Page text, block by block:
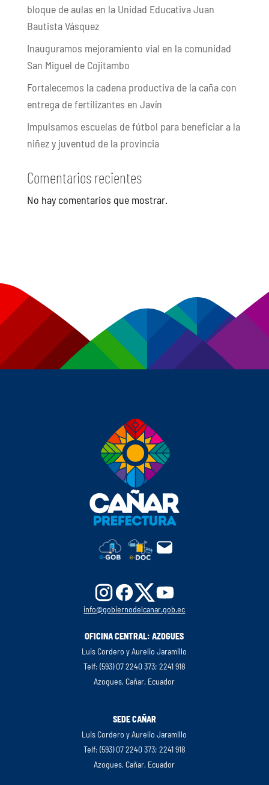
bloque de aulas en la Unidad Educativa Juan
Bautista Vásquez
Inauguramos mejoramiento vial en la comunidad
San Miguel de Cojitambo
Fortalecemos la cadena productiva de la caña con
entrega de fertilizantes en Javín
Impulsamos escuelas de fútbol para beneficiar a la
niñez y juventud de la provincia
Comentarios recientes
No hay comentarios que mostrar.
info@gobiernodelcanar.gob.ec
OFICINA CENTRAL: AZOGUES
Luis Cordero y Aurelio Jaramillo
Telf: (593) 07 2240 373; 2241 918
Azogues, Cañar, Ecuador
SEDE CAÑAR
Luis Cordero y Aurelio Jaramillo
Telf: (593) 07 2240 373; 2241 918
Azogues, Cañar, Ecuador